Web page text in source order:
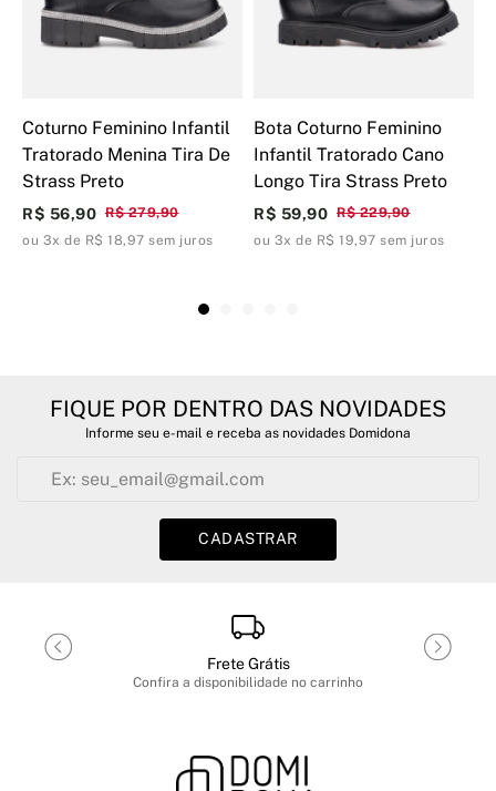
Coturno Feminino Infantil
Tratorado Menina Tira De
Strass Preto
R$ 279,90
R$ 56,90
ou 3x de R$ 18,97 sem juros
Bota Coturno Feminino
Infantil Tratorado Cano
Longo Tira Strass Preto
R$ 229,90
R$ 59,90
ou 3x de R$ 19,97 sem juros
FIQUE POR DENTRO DAS NOVIDADES
Informe seu e-mail e receba as novidades Domidona
CADASTRAR
Frete Grátis
Confira a disponibilidade no carrinho